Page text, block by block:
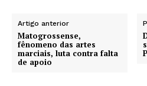
Artigo anterior
Matogrossense,
fênomeno das artes
marciais, luta contra falta
de apoio